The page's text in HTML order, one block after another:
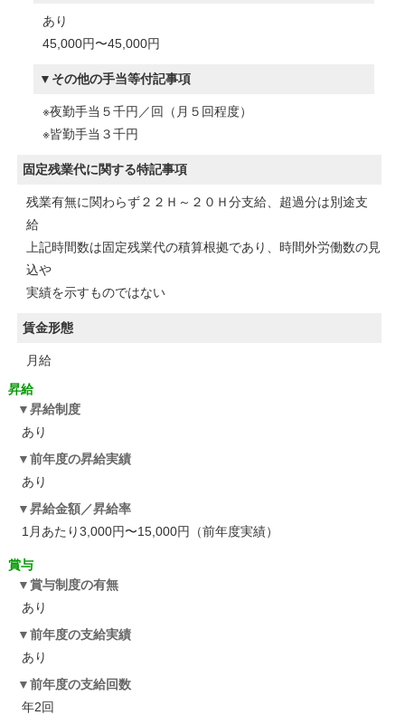
あり
45,000円〜45,000円
その他の手当等付記事項
※夜勤手当５千円／回（月５回程度）
※皆勤手当３千円
固定残業代に関する特記事項
残業有無に関わらず２２Ｈ～２０Ｈ分支給、超過分は別途支
給
上記時間数は固定残業代の積算根拠であり、時間外労働数の見
込や
実績を示すものではない
賃金形態
月給
昇給
昇給制度
あり
前年度の昇給実績
あり
昇給金額／昇給率
1月あたり3,000円〜15,000円（前年度実績）
賞与
賞与制度の有無
あり
前年度の支給実績
あり
前年度の支給回数
年2回